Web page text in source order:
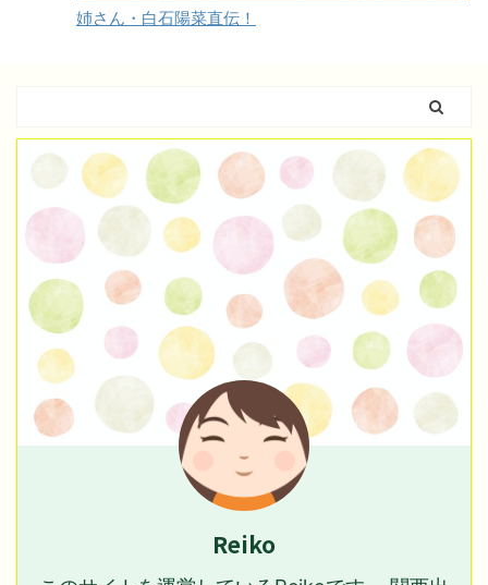
姉さん・白石陽菜直伝！
Reiko